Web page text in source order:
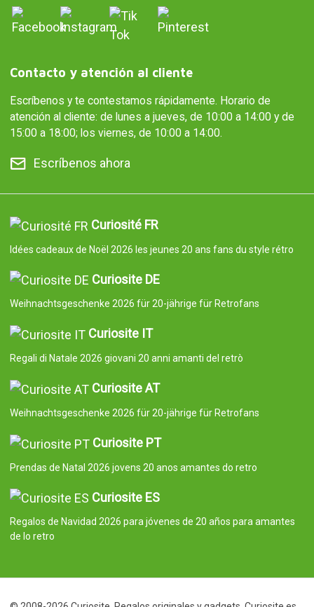
Contacto y atención al cliente
Escríbenos y te contestamos rápidamente. Horario de
atención al cliente: de lunes a jueves, de 10:00 a 14:00 y de
15:00 a 18:00; los viernes, de 10:00 a 14:00.
Escríbenos ahora
Curiosité FR
Idées cadeaux de Noël 2026 les jeunes 20 ans fans du style rétro
Curiosite DE
Weihnachtsgeschenke 2026 für 20-jährige für Retrofans
Curiosite IT
Regali di Natale 2026 giovani 20 anni amanti del retrò
Curiosite AT
Weihnachtsgeschenke 2026 für 20-jährige für Retrofans
Curiosite PT
Prendas de Natal 2026 jovens 20 anos amantes do retro
Curiosite ES
Regalos de Navidad 2026 para jóvenes de 20 años para amantes
de lo retro